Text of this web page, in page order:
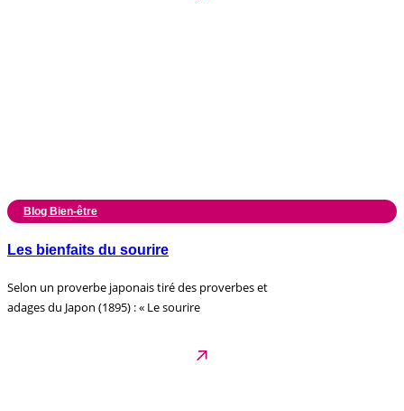
Blog Bien-être
Les bienfaits du sourire
Selon un proverbe japonais tiré des proverbes et
adages du Japon (1895) : « Le sourire